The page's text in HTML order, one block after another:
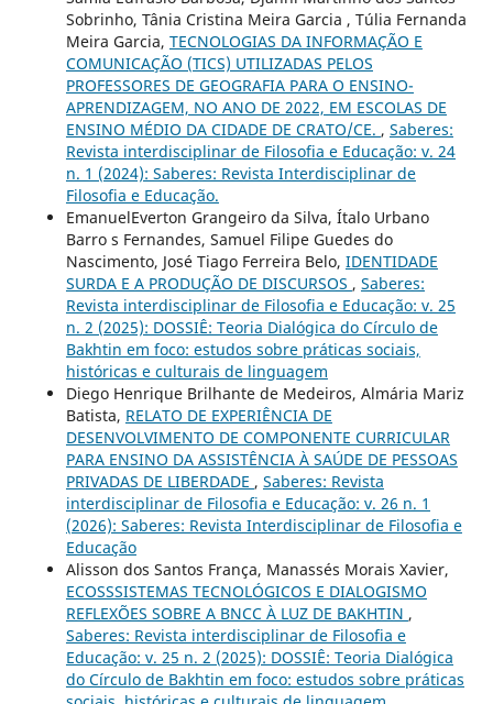
Sobrinho, Tânia Cristina Meira Garcia , Túlia Fernanda
Meira Garcia, TECNOLOGIAS DA INFORMAÇÃO E
COMUNICAÇÃO (TICS) UTILIZADAS PELOS
PROFESSORES DE GEOGRAFIA PARA O ENSINO-
APRENDIZAGEM, NO ANO DE 2022, EM ESCOLAS DE
ENSINO MÉDIO DA CIDADE DE CRATO/CE. , Saberes:
Revista interdisciplinar de Filosofia e Educação: v. 24
n. 1 (2024): Saberes: Revista Interdisciplinar de
Filosofia e Educação.
EmanuelEverton Grangeiro da Silva, Ítalo Urbano
Barro s Fernandes, Samuel Filipe Guedes do
Nascimento, José Tiago Ferreira Belo, IDENTIDADE
SURDA E A PRODUÇÃO DE DISCURSOS , Saberes:
Revista interdisciplinar de Filosofia e Educação: v. 25
n. 2 (2025): DOSSIÊ: Teoria Dialógica do Círculo de
Bakhtin em foco: estudos sobre práticas sociais,
históricas e culturais de linguagem
Diego Henrique Brilhante de Medeiros, Almária Mariz
Batista, RELATO DE EXPERIÊNCIA DE
DESENVOLVIMENTO DE COMPONENTE CURRICULAR
PARA ENSINO DA ASSISTÊNCIA À SAÚDE DE PESSOAS
PRIVADAS DE LIBERDADE , Saberes: Revista
interdisciplinar de Filosofia e Educação: v. 26 n. 1
(2026): Saberes: Revista Interdisciplinar de Filosofia e
Educação
Alisson dos Santos França, Manassés Morais Xavier,
ECOSSSISTEMAS TECNOLÓGICOS E DIALOGISMO
REFLEXÕES SOBRE A BNCC À LUZ DE BAKHTIN ,
Saberes: Revista interdisciplinar de Filosofia e
Educação: v. 25 n. 2 (2025): DOSSIÊ: Teoria Dialógica
do Círculo de Bakhtin em foco: estudos sobre práticas